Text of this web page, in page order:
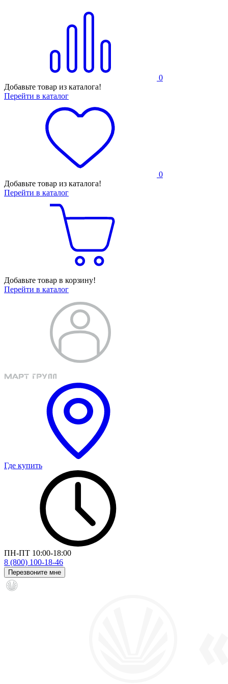
0
Добавьте товар из каталога!
Перейти в каталог
0
Добавьте товар из каталога!
Перейти в каталог
Добавьте товар в корзину!
Перейти в каталог
Где купить
ПН-ПТ 10:00-18:00
8 (800) 100-18-46
Перезвоните мне